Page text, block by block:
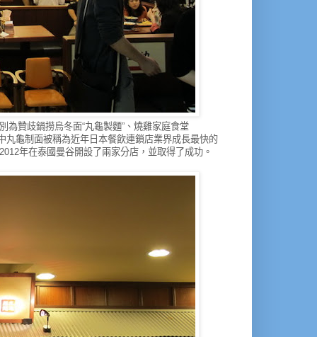
贊歧鍋撈烏冬面“丸龜製麵”、燒雞家庭食堂
丸龜制面被稱為近年日本餐飲連鎖店業界成長最快的
年在泰國曼谷開設了兩家分店，並取得了成功。